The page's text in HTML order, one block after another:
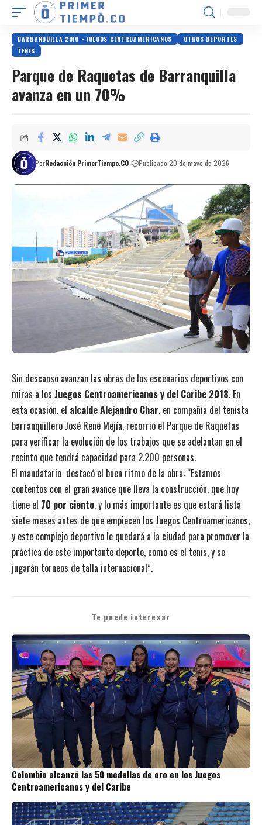
BARRANQUILLA 2018 - JUEGOS CENTROAMERICANOS
OTROS DEPORTES
TENIS
Parque de Raquetas de Barranquilla
avanza en un 70%
PorRedacción PrimerTiempo.CO Publicado 20 de mayo de 2026
Sin descanso avanzan las obras de los escenarios deportivos con
miras a los Juegos Centroamericanos y del Caribe 2018. En
esta ocasión, el alcalde Alejandro Char, en compañía del tenista
barranquillero José René Mejía, recorrió el Parque de Raquetas
para verificar la evolución de los trabajos que se adelantan en el
recinto que tendrá capacidad para 2.200 personas.
El mandatario destacó el buen ritmo de la obra: “Estamos
contentos con el gran avance que lleva la construcción, que hoy
tiene el 70 por ciento, y lo más importante es que estará lista
siete meses antes de que empiecen los Juegos Centroamericanos,
y este complejo deportivo le quedará a la ciudad para promover la
práctica de este importante deporte, como es el tenis, y se
jugarán torneos de talla internacional”.
Te puede interesar
Colombia alcanzó las 50 medallas de oro en los Juegos
Centroamericanos y del Caribe